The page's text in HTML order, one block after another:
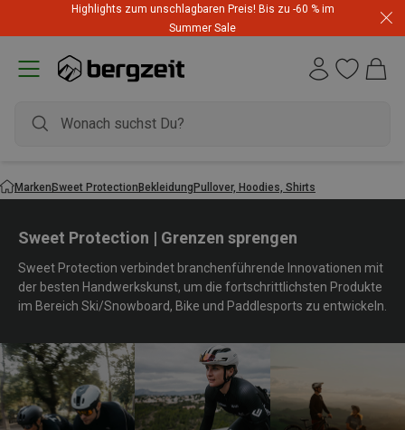
Highlights zum unschlagbaren Preis! Bis zu -60 % im
Summer Sale
MarkenSweet ProtectionBekleidungPullover, Hoodies, Shirts
Sweet Protection | Grenzen sprengen
Sweet Protection verbindet branchenführende Innovationen mit
der besten Handwerkskunst, um die fortschrittlichsten Produkte
im Bereich Ski/Snowboard, Bike und Paddlesports zu entwickeln.